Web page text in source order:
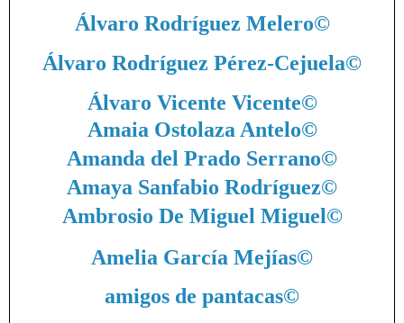
Álvaro Rodríguez Melero©
Álvaro Rodríguez Pérez-Cejuela©
Álvaro Vicente Vicente©
Amaia Ostolaza Antelo©
Amanda del Prado Serrano©
Amaya Sanfabio Rodríguez©
Ambrosio De Miguel Miguel©
Amelia García Mejías©
amigos de pantacas©